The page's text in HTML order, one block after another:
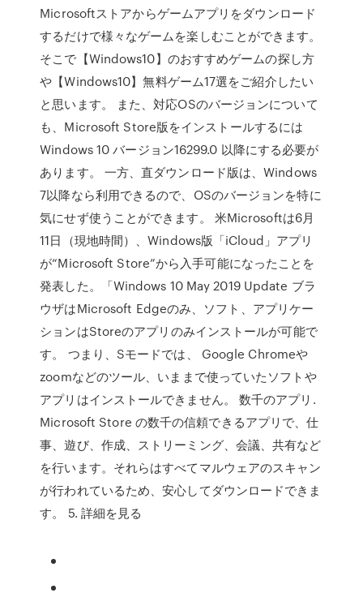
Microsoftストアからゲームアプリをダウンロード
するだけで様々なゲームを楽しむことができます。
そこで【Windows10】のおすすめゲームの探し方
や【Windows10】無料ゲーム17選をご紹介したい
と思います。 また、対応OSのバージョンについて
も、Microsoft Store版をインストールするには
Windows 10 バージョン16299.0 以降にする必要が
あります。 一方、直ダウンロード版は、Windows
7以降なら利用できるので、OSのバージョンを特に
気にせず使うことができます。 米Microsoftは6月
11日（現地時間）、Windows版「iCloud」アプリ
が“Microsoft Store”から入手可能になったことを
発表した。「Windows 10 May 2019 Update ブラ
ウザはMicrosoft Edgeのみ、ソフト、アプリケー
ションはStoreのアプリのみインストールが可能で
す。 つまり、Sモードでは、 Google Chromeや
zoomなどのツール、いままで使っていたソフトや
アプリはインストールできません。 数千のアプリ.
Microsoft Store の数千の信頼できるアプリで、仕
事、遊び、作成、ストリーミング、会議、共有など
を行います。それらはすべてマルウェアのスキャン
が行われているため、安心してダウンロードできま
す。 5. 詳細を見る